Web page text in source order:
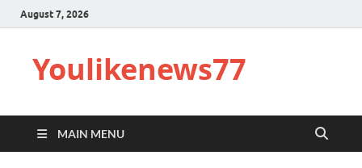
August 7, 2026
Youlikenews77
MAIN MENU